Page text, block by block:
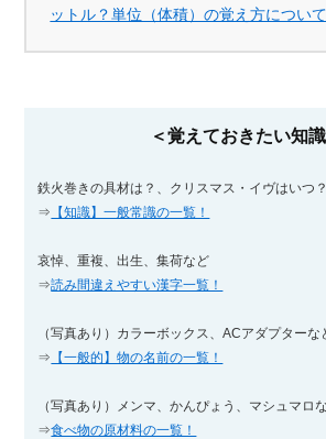
ットル？単位（体積）の覚え方について
＜覚えておきたい知
鉄火巻きの具材は？、クリスマス・イヴはいつ
⇒
【知識】一般常識の一覧！
哀悼、重複、出生、集荷など
⇒読み間違えやすい漢字一覧！
（写真あり）カラーボックス、ACアダプターな
⇒
【一般的】物の名前の一覧！
（写真あり）メンマ、かんぴょう、マシュマロ
⇒食べ物の原材料の一覧！